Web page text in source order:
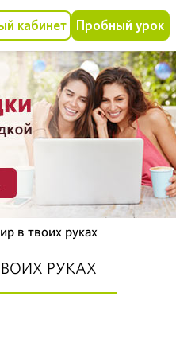
кабинет Пробный урок
в твоих руках
РУКАХ